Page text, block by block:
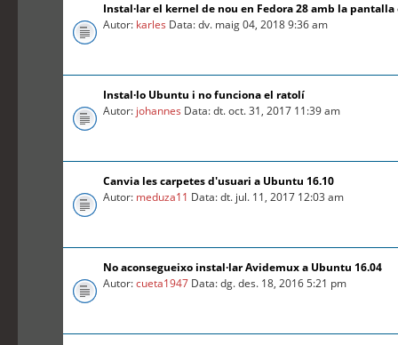
Instal·lar el kernel de nou en Fedora 28 amb la pantalla
Autor: karles Data: dv. maig 04, 2018 9:36 am
Instal·lo Ubuntu i no funciona el ratolí
Autor: johannes Data: dt. oct. 31, 2017 11:39 am
Canvia les carpetes d'usuari a Ubuntu 16.10
Autor: meduza11 Data: dt. jul. 11, 2017 12:03 am
No aconsegueixo instal·lar Avidemux a Ubuntu 16.04
Autor:cueta1947 Data: dg. des. 18, 2016 5:21 pm